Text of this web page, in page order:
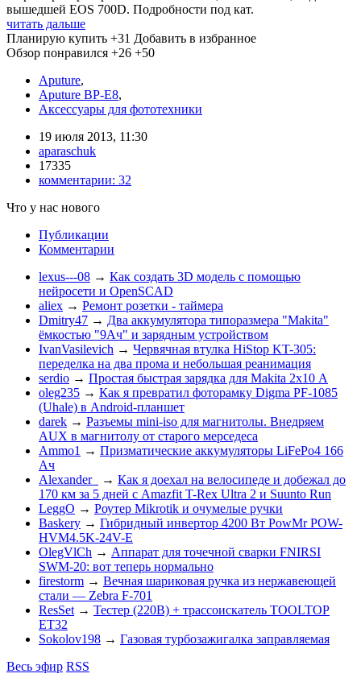
вышедшей EOS 700D. Подробности под кат.
читать дальше
Планирую купить +31 Добавить в избранное
Обзор понравился +26 +50
Aputure,
Aputure BP-E8,
Аксессуары для фототехники
19 июля 2013, 11:30
aparaschuk
17335
комментарии: 32
Что у нас нового
Публикации
Комментарии
lexus---08 → Как создать 3D модель с помощью
нейросети и OpenSCAD
aliex → Ремонт розетки - таймера
Dmitry47 → Два аккумулятора типоразмера "Makita"
ёмкостью "9Ач" и зарядным устройством
IvanVasilevich → Червячная втулка HiStop KT-305:
переделка на два прома и небольшая реанимация
serdio → Простая быстрая зарядка для Makita 2х10 А
oleg235 → Как я превратил фоторамку Digma PF-1085
(Uhale) в Android-планшет
darek → Разъемы mini-iso для магнитолы. Внедряем
AUX в магнитолу от старого мерседеса
Ammo1 → Призматические аккумуляторы LiFePo4 166
Ач
Alexander_
→ Как я доехал на велосипеде и добежал до
170 км за 5 дней с Amazfit T-Rex Ultra 2 и Suunto Run
LeggO → Роутер Mikrotik и очумелые ручки
Baskery → Гибридный инвертор 4200 Вт PowMr POW-
HVM4.5K-24V-E
OlegVlCh → Аппарат для точечной сварки FNIRSI
SWM-20: вот теперь нормально
firestorm → Вечная шариковая ручка из нержавеющей
стали — Zebra F-701
ResSet → Тестер (220В) + трассоискатель TOOLTOP
ET32
Sokolov198 → Газовая турбозажигалка заправляемая
Весь эфир RSS